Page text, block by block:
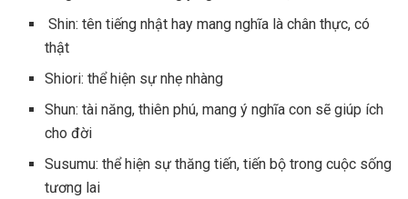
Shin: tên tiếng nhật hay mang nghĩa là chân thực, có
thật
Shiori: thể hiện sự nhẹ nhàng
Shun: tài năng, thiên phú, mang ý nghĩa con sẽ giúp ích
cho đời
Susumu: thể hiện sự thăng tiến, tiến bộ trong cuộc sống
tương lai